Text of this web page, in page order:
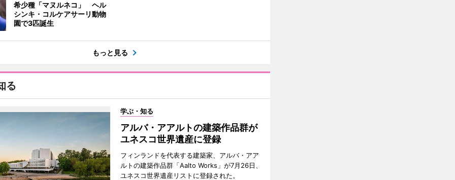
希少種「マヌルネコ」 ヘル
シンキ・コルケアサーリ動物
園で3匹誕生
もっと見る
る
学ぶ・知る
アルバ・アアルトの建築作品群が
ユネスコ世界遺産に登録
フィンランドを代表する建築家、アルバ・アア
ルトの建築作品群「Aalto Works」が7月26日、
ユネスコ世界遺産リストに登録された。